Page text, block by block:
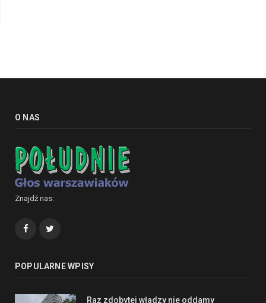
O NAS
Znajdź nas:
Facebook
POPULARNE WPISY
Raz zdobytej władzy nie oddamy